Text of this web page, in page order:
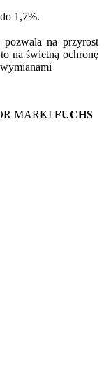
1,7%.
pozwala na przyrost
na świetną ochronę
MARKI FUCHS